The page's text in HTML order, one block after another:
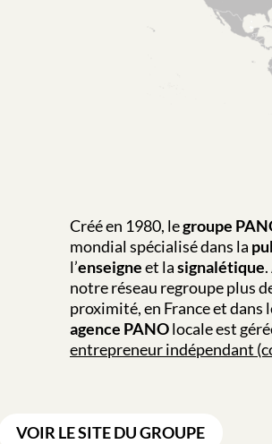
Créé en 1980, legroupe
mondial spécialisé dans la
l’enseigneet lasignalétique
notre réseau regroupe plus
proximité, en France et dans
agence PANOlocale est
entrepreneur indépendant
VOIR LE SITE DU GROUPE